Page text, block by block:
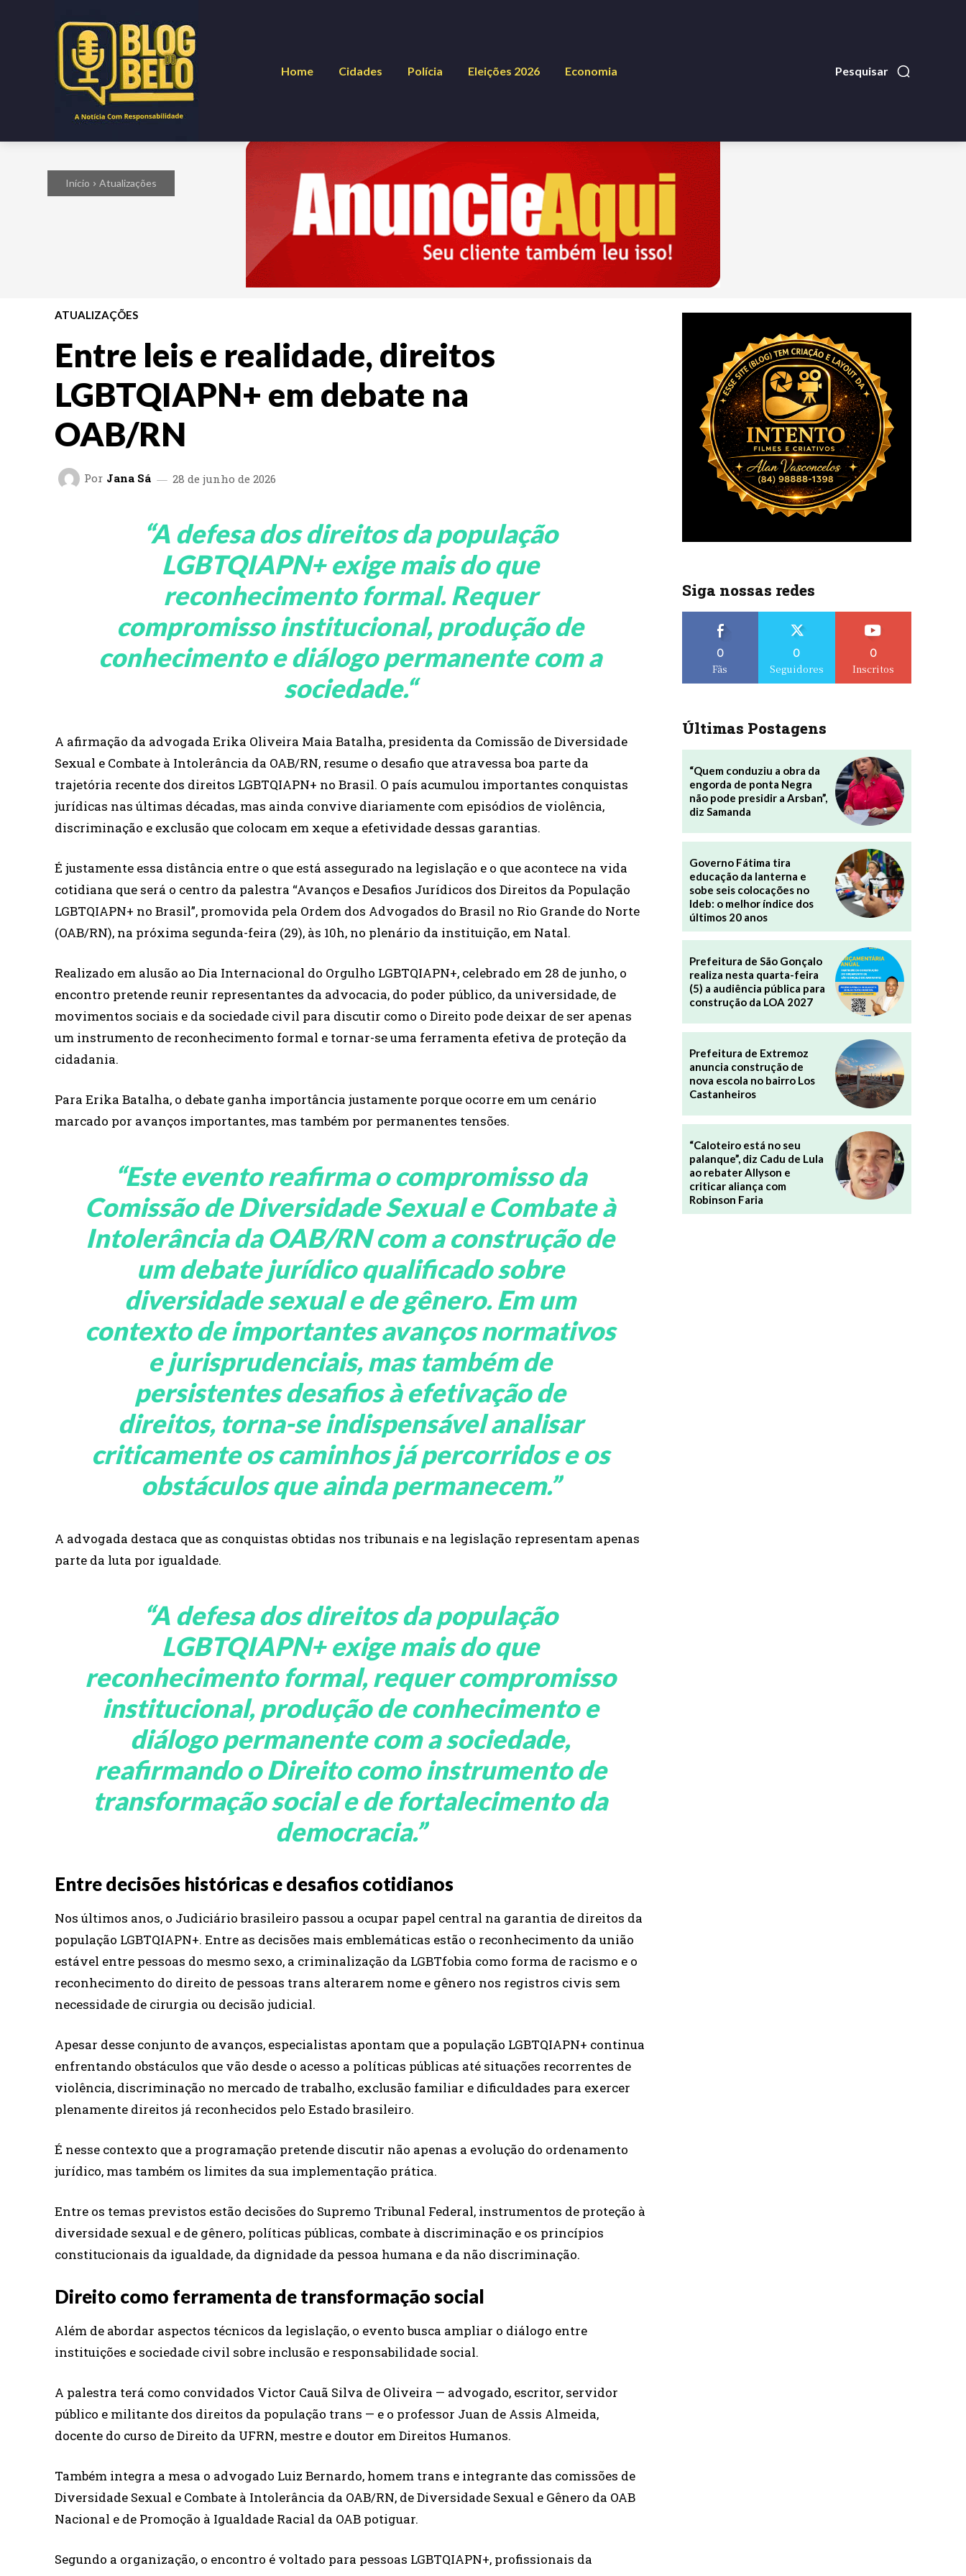
Pesquisar
Home Cidades Polícia Eleições 2026 Economia
Início Atualizações
ATUALIZAÇÕES
Entre leis e realidade, direitos
LGBTQIAPN+ em debate na
OAB/RN
Por Jana Sá 28 de junho de 2026
“A defesa dos direitos da população
LGBTQIAPN+ exige mais do que
reconhecimento formal. Requer
compromisso institucional, produção de
conhecimento e diálogo permanente com a
sociedade.“
A afirmação da advogada Erika Oliveira Maia Batalha, presidenta da Comissão de Diversidade
Sexual e Combate à Intolerância da OAB/RN, resume o desafio que atravessa boa parte da
trajetória recente dos direitos LGBTQIAPN+ no Brasil. O país acumulou importantes conquistas
jurídicas nas últimas décadas, mas ainda convive diariamente com episódios de violência,
discriminação e exclusão que colocam em xeque a efetividade dessas garantias.
É justamente essa distância entre o que está assegurado na legislação e o que acontece na vida
cotidiana que será o centro da palestra “Avanços e Desafios Jurídicos dos Direitos da População
LGBTQIAPN+ no Brasil”, promovida pela Ordem dos Advogados do Brasil no Rio Grande do Norte
(OAB/RN), na próxima segunda-feira (29), às 10h, no plenário da instituição, em Natal.
Realizado em alusão ao Dia Internacional do Orgulho LGBTQIAPN+, celebrado em 28 de junho, o
encontro pretende reunir representantes da advocacia, do poder público, da universidade, de
movimentos sociais e da sociedade civil para discutir como o Direito pode deixar de ser apenas
um instrumento de reconhecimento formal e tornar-se uma ferramenta efetiva de proteção da
cidadania.
Para Erika Batalha, o debate ganha importância justamente porque ocorre em um cenário
marcado por avanços importantes, mas também por permanentes tensões.
“Este evento reafirma o compromisso da
Comissão de Diversidade Sexual e Combate à
Intolerância da OAB/RN com a construção de
um debate jurídico qualificado sobre
diversidade sexual e de gênero. Em um
contexto de importantes avanços normativos
e jurisprudenciais, mas também de
persistentes desafios à efetivação de
direitos, torna-se indispensável analisar
criticamente os caminhos já percorridos e os
obstáculos que ainda permanecem.”
A advogada destaca que as conquistas obtidas nos tribunais e na legislação representam apenas
parte da luta por igualdade.
“A defesa dos direitos da população
LGBTQIAPN+ exige mais do que
reconhecimento formal, requer compromisso
institucional, produção de conhecimento e
diálogo permanente com a sociedade,
reafirmando o Direito como instrumento de
transformação social e de fortalecimento da
democracia.”
Entre decisões históricas e desafios cotidianos
Nos últimos anos, o Judiciário brasileiro passou a ocupar papel central na garantia de direitos da
população LGBTQIAPN+. Entre as decisões mais emblemáticas estão o reconhecimento da união
estável entre pessoas do mesmo sexo, a criminalização da LGBTfobia como forma de racismo e o
reconhecimento do direito de pessoas trans alterarem nome e gênero nos registros civis sem
necessidade de cirurgia ou decisão judicial.
Apesar desse conjunto de avanços, especialistas apontam que a população LGBTQIAPN+ continua
enfrentando obstáculos que vão desde o acesso a políticas públicas até situações recorrentes de
violência, discriminação no mercado de trabalho, exclusão familiar e dificuldades para exercer
plenamente direitos já reconhecidos pelo Estado brasileiro.
É nesse contexto que a programação pretende discutir não apenas a evolução do ordenamento
jurídico, mas também os limites da sua implementação prática.
Entre os temas previstos estão decisões do Supremo Tribunal Federal, instrumentos de proteção à
diversidade sexual e de gênero, políticas públicas, combate à discriminação e os princípios
constitucionais da igualdade, da dignidade da pessoa humana e da não discriminação.
Direito como ferramenta de transformação social
Além de abordar aspectos técnicos da legislação, o evento busca ampliar o diálogo entre
instituições e sociedade civil sobre inclusão e responsabilidade social.
A palestra terá como convidados Victor Cauã Silva de Oliveira — advogado, escritor, servidor
público e militante dos direitos da população trans — e o professor Juan de Assis Almeida,
docente do curso de Direito da UFRN, mestre e doutor em Direitos Humanos.
Também integra a mesa o advogado Luiz Bernardo, homem trans e integrante das comissões de
Diversidade Sexual e Combate à Intolerância da OAB/RN, de Diversidade Sexual e Gênero da OAB
Nacional e de Promoção à Igualdade Racial da OAB potiguar.
Segundo a organização, o encontro é voltado para pessoas LGBTQIAPN+, profissionais da
Siga nossas redes
0
Fãs
0
Seguidores
0
Inscritos
Últimas Postagens
“Quem conduziu a obra da
engorda de ponta Negra
não pode presidir a Arsban”,
diz Samanda
Governo Fátima tira
educação da lanterna e
sobe seis colocações no
Ideb: o melhor índice dos
últimos 20 anos
Prefeitura de São Gonçalo
realiza nesta quarta-feira
(5) a audiência pública para
construção da LOA 2027
Prefeitura de Extremoz
anuncia construção de
nova escola no bairro Los
Castanheiros
“Caloteiro está no seu
palanque”, diz Cadu de Lula
ao rebater Allyson e
criticar aliança com
Robinson Faria